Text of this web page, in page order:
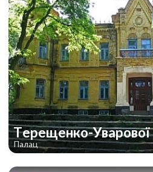
Терещенко-Уварової
Палац